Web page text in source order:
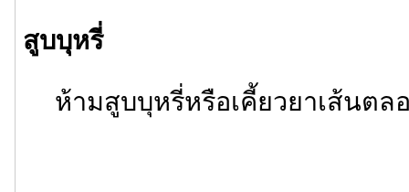
สูบบุหรี่
ห้ามสูบบุหรี่หรือเคี้ยวยาเส้นตลอ